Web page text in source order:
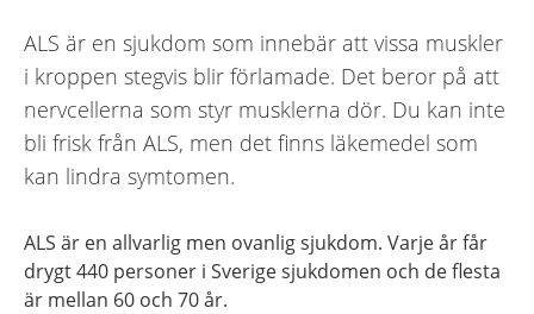
ALS är en sjukdom som innebär att vissa muskler
i kroppen stegvis blir förlamade. Det beror på att
nervcellerna som styr musklerna dör. Du kan inte
bli frisk från ALS, men det finns läkemedel som
kan lindra symtomen.
ALS är en allvarlig men ovanlig sjukdom. Varje år får
drygt 440 personer i Sverige sjukdomen och de flesta
är mellan 60 och 70 år.